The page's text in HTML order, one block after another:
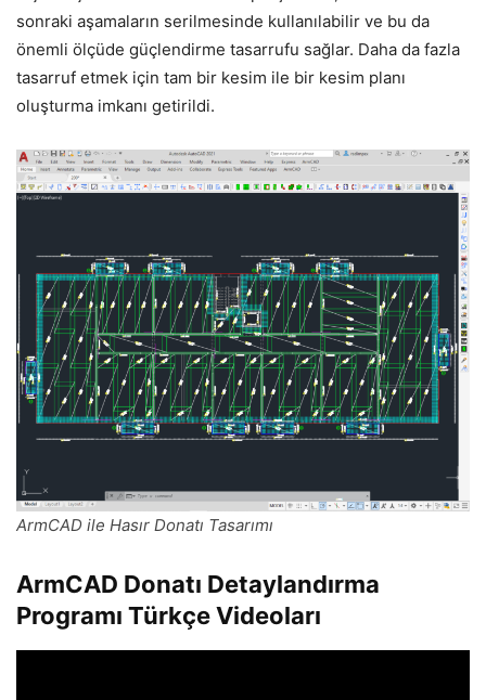
sonraki aşamaların serilmesinde kullanılabilir ve bu da
önemli ölçüde güçlendirme tasarrufu sağlar. Daha da fazla
tasarruf etmek için tam bir kesim ile bir kesim planı
oluşturma imkanı getirildi.
ArmCAD ile Hasır Donatı Tasarımı
ArmCAD Donatı Detaylandırma
Programı Türkçe Videoları